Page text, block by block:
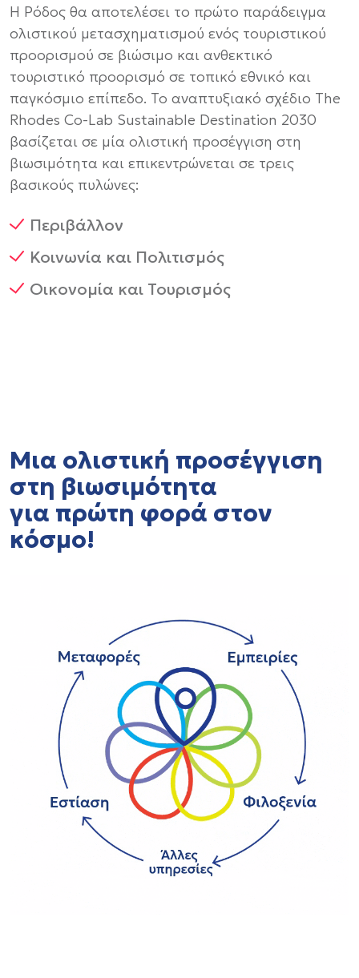
Η Ρόδος θα αποτελέσει το πρώτο παράδειγμα
ολιστικού μετασχηματισμού ενός τουριστικού
προορισμού σε βιώσιμο και ανθεκτικό
τουριστικό προορισμό σε τοπικό εθνικό και
παγκόσμιο επίπεδο. Το αναπτυξιακό σχέδιο The
Rhodes Co-Lab Sustainable Destination 2030
βασίζεται σε μία ολιστική προσέγγιση στη
βιωσιμότητα και επικεντρώνεται σε τρεις
βασικούς πυλώνες:
Περιβάλλον
Κοινωνία και Πολιτισμός
Οικονομία και Τουρισμός
Μια ολιστική προσέγγιση
στη βιωσιμότητα
για πρώτη φορά στον
κόσμο!